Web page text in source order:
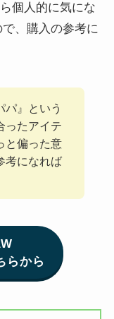
個人的に気にな
、購入の参考に
パ』という
ったアイテ
と偏った意
考になれば
らから